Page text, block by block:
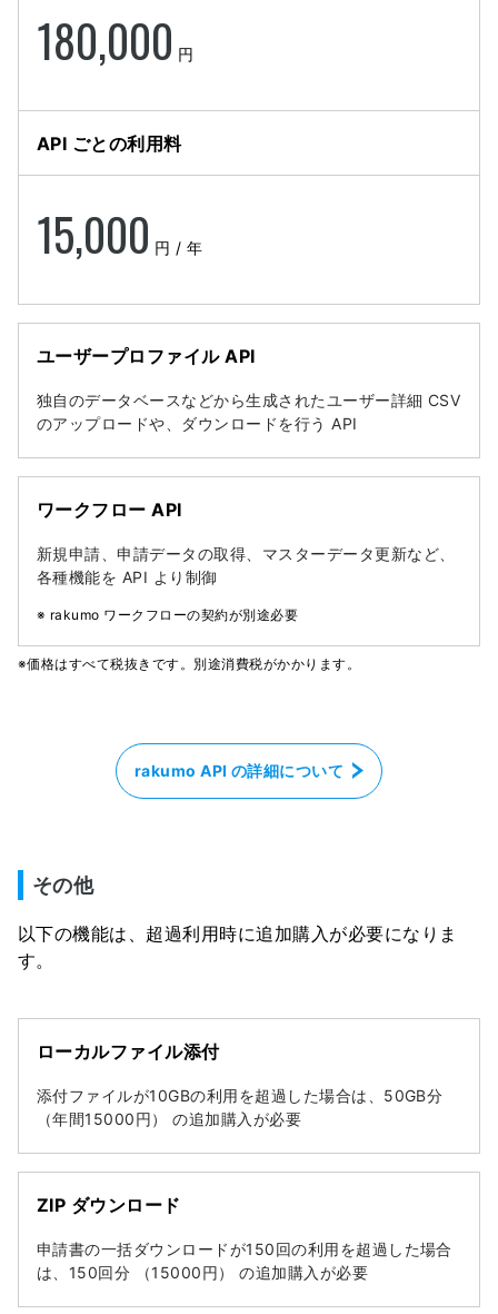
180,000 円
API ごとの利用料
15,000 円 / 年
ユーザープロファイル API
独自のデータベースなどから生成されたユーザー詳細 CSV
のアップロードや、ダウンロードを行う API
ワークフロー API
新規申請、申請データの取得、マスターデータ更新など、
各種機能を API より制御
※ rakumo ワークフローの契約が別途必要
※価格はすべて税抜きです。別途消費税がかかります。
rakumo API の詳細について
その他
以下の機能は、超過利用時に追加購入が必要になりま
す。
ローカルファイル添付
添付ファイルが10GBの利用を超過した場合は、50GB分
（年間15000円） の追加購入が必要
ZIP ダウンロード
申請書の一括ダウンロードが150回の利用を超過した場合
は、150回分 （15000円） の追加購入が必要